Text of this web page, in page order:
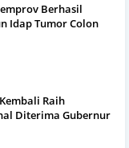
Berhasil
Idap Tumor Colon
Raih
Diterima Gubernur